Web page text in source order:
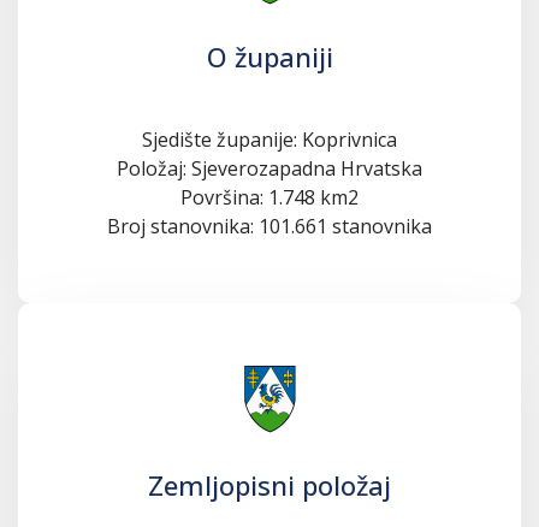
O županiji
Sjedište županije: Koprivnica
Položaj: Sjeverozapadna Hrvatska
Površina: 1.748 km2
Broj stanovnika: 101.661 stanovnika
Zemljopisni položaj